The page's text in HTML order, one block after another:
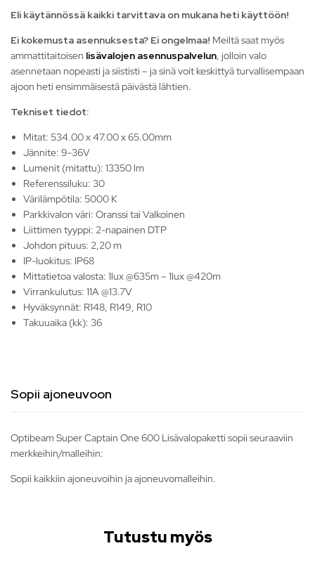
Eli käytännössä kaikki tarvittava on mukana heti käyttöön!
Ei kokemusta asennuksesta? Ei ongelmaa! Meiltä saat myös
ammattitaitoisen lisävalojen asennuspalvelun, jolloin valo
asennetaan nopeasti ja siististi – ja sinä voit keskittyä turvallisempaan
ajoon heti ensimmäisestä päivästä lähtien.
Tekniset tiedot:
Mitat: 534.00 x 47.00 x 65.00mm
Jännite: 9-36V
Lumenit (mitattu): 13350 lm
Referenssiluku: 30
Värilämpötila: 5000 K
Parkkivalon väri: Oranssi tai Valkoinen
Liittimen tyyppi: 2-napainen DTP
Johdon pituus: 2,20 m
IP-luokitus: IP68
Mittatietoa valosta: 1lux @635m – 1lux @420m
Virrankulutus: 11A @13.7V
Hyväksynnät: R148, R149, R10
Takuuaika (kk): 36
Sopii ajoneuvoon
Optibeam Super Captain One 600 Lisävalopaketti sopii seuraaviin
merkkeihin/malleihin:
Sopii kaikkiin ajoneuvoihin ja ajoneuvomalleihin.
Tutustu myös